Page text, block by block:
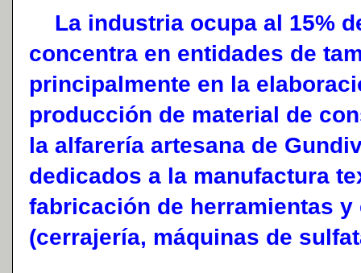
La industria ocupa al 15%
concentra en entidades de
principalmente en la
producción de material de
la alfarería artesana de
dedicados a la manufactura
fabricación de herramientas
(cerrajería, máquinas de